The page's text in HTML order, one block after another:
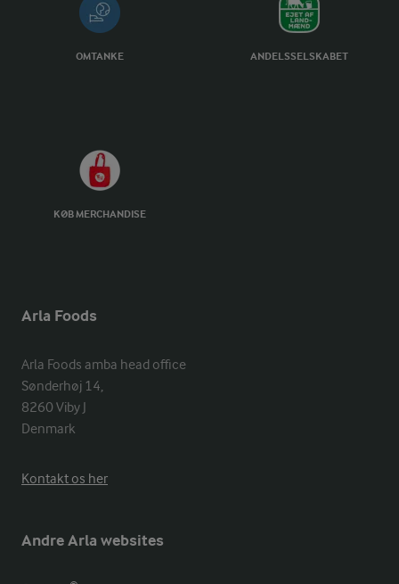
OMTANKE ANDELSSELSKABET
KØB MERCHANDISE
Arla Foods
Arla Foods amba head office
Sønderhøj 14,
8260 Viby J
Denmark
Kontakt os her
Andre Arla websites